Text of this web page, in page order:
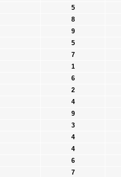
5
8
9
5
7
1
6
2
4
9
3
4
4
6
7